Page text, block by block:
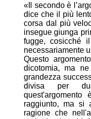
«Il secondo è
dice che il più
corsa dal più
insegue giunga
fugge, cosicché
necessariamente
Questo
dicotomia, ma
grandezza
divisa per
raggiunto, ma si
ragione che